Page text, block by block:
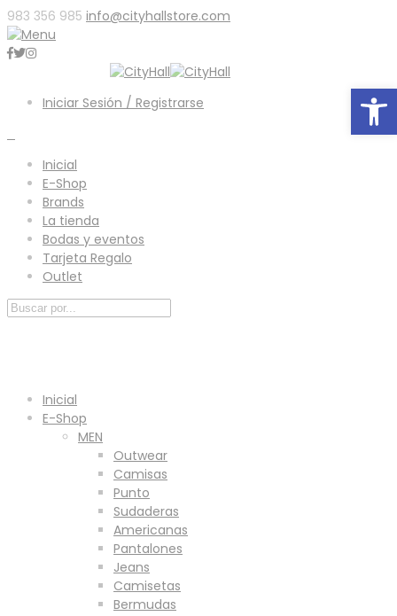
983 356 985 info@cityhallstore.com
Iniciar Sesión / Registrarse
Inicial
E-Shop
Brands
La tienda
Bodas y eventos
Tarjeta Regalo
Outlet
Inicial
E-Shop
MEN
Outwear
Camisas
Punto
Sudaderas
Americanas
Pantalones
Jeans
Camisetas
Bermudas